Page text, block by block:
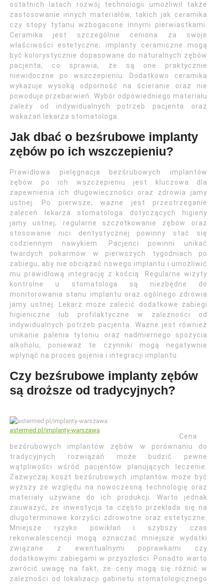
ostatnich latach rozwój technologii umożliwił także
zastosowanie innych materiałów, takich jak ceramika
czy stopy tytanu wzbogacone innymi pierwiastkami.
Ceramika jest szczególnie ceniona za swoje
właściwości estetyczne; implanty ceramiczne mogą
być kolorystycznie dopasowane do naturalnych zębów
pacjenta, co sprawia, że są one praktycznie
niewidoczne po wszczepieniu. Dodatkowo ceramika
wykazuje wysoką odporność na ścieranie oraz nie
powoduje przebarwień. Wybór odpowiedniego materiału
zależy od indywidualnych potrzeb pacjenta oraz
wskazań lekarza stomatologa.
Jak dbać o bezśrubowe implanty
zębów po ich wszczepieniu?
Prawidłowa pielęgnacja bezśrubowych implantów
zębów po ich wszczepieniu jest kluczowa dla
zapewnienia ich długowieczności oraz zdrowia jamy
ustnej. Po pierwsze, ważne jest przestrzeganie
zaleceń lekarza stomatologa dotyczących higieny
jamy ustnej; regularne szczotkowanie zębów oraz
stosowanie nici dentystycznej powinny stać się
codziennym nawykiem. Pacjenci powinni unikać
twardych pokarmów w pierwszych tygodniach po
zabiegu, aby nie obciążać nowego implantu i umożliwić
mu prawidłową integrację z kością. Regularne wizyty
kontrolne u stomatologa są niezbędne do
monitorowania stanu implantu oraz ogólnego zdrowia
jamy ustnej. Lekarz może zalecić dodatkowe zabiegi
higieniczne lub profilaktyczne w zależności od
indywidualnych potrzeb pacjenta. Ważne jest również
unikanie palenia tytoniu oraz nadmiernego spożycia
alkoholu, ponieważ te czynniki mogą negatywnie
wpłynąć na proces gojenia i integracji implantu.
Czy bezśrubowe implanty zębów
są droższe od tradycyjnych?
astermed.pl/implanty-warszawa
Cena
bezśrubowych implantów zębów w porównaniu do
tradycyjnych rozwiązań może budzić pewne
wątpliwości wśród pacjentów planujących leczenie.
Zazwyczaj koszt bezśrubowych implantów może być
wyższy ze względu na nowoczesną technologię oraz
materiały używane do ich produkcji. Warto jednak
zauważyć, że inwestycja ta często przekłada się na
długoterminowe korzyści zdrowotne oraz estetyczne.
Mniejsze ryzyko powikłań i szybszy czas
rekonwalescencji mogą oznaczać mniejsze wydatki
związane z ewentualnymi poprawkami czy
dodatkowymi zabiegami w przyszłości. Ponadto warto
zwrócić uwagę na fakt, że ceny mogą się różnić w
zależności od lokalizacji gabinetu stomatologicznego